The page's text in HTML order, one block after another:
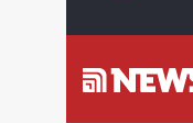
в России